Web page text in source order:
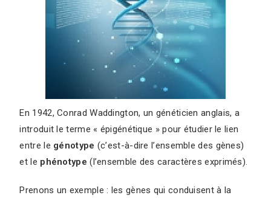
En 1942, Conrad Waddington, un généticien anglais, a
introduit le terme « épigénétique » pour étudier le lien
entre le génotype (c’est-à-dire l’ensemble des gènes)
et le phénotype (l’ensemble des caractères exprimés).
Prenons un exemple : les gènes qui conduisent à la